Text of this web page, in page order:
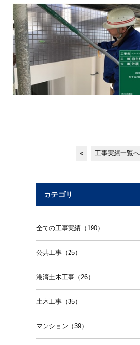
« 工事実績一覧へ
カテゴリ
全ての工事実績（190）
公共工事（25）
港湾土木工事（26）
土木工事（35）
マンション（39）